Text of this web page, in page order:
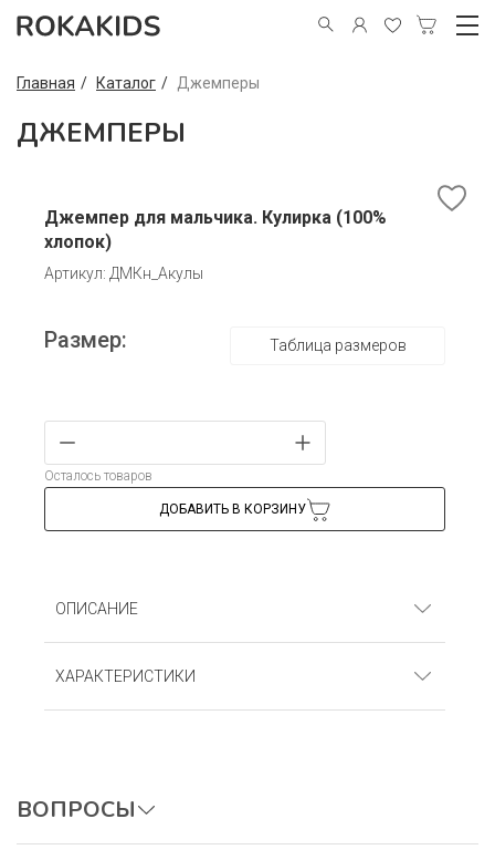
Главная Каталог Джемперы
ДЖЕМПЕРЫ
Джемпер для мальчика. Кулирка (100%
хлопок)
Артикул: ДМКн_Акулы
Размер: Таблица размеров
Осталось товаров
ДОБАВИТЬ В КОРЗИНУ
ОПИСАНИЕ
Джемпер для мальчика. Кулирка (100% хлопок)
ХАРАКТЕРИСТИКИ
ВОПРОСЫ